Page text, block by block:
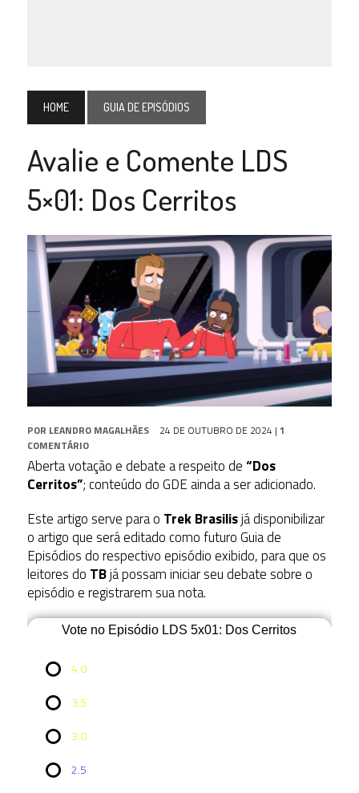
HOME GUIA DE EPISÓDIOS
Avalie e Comente LDS
5×01: Dos Cerritos
POR LEANDRO MAGALHÃES 24 DE OUTUBRO DE 2024 | 1
COMENTÁRIO
Aberta votação e debate a respeito de“Dos
Cerritos”; conteúdo do GDE ainda a ser adicionado.
Este artigo serve para o Trek Brasilisjá disponibilizar
o artigo que será editado como futuro Guia de
Episódios do respectivo episódio exibido, para que os
leitores do TBjá possam iniciar seu debate sobre o
episódio e registrarem sua nota.
Vote no Episódio LDS 5x01: Dos Cerritos
4.0
3.5
3.0
2.5